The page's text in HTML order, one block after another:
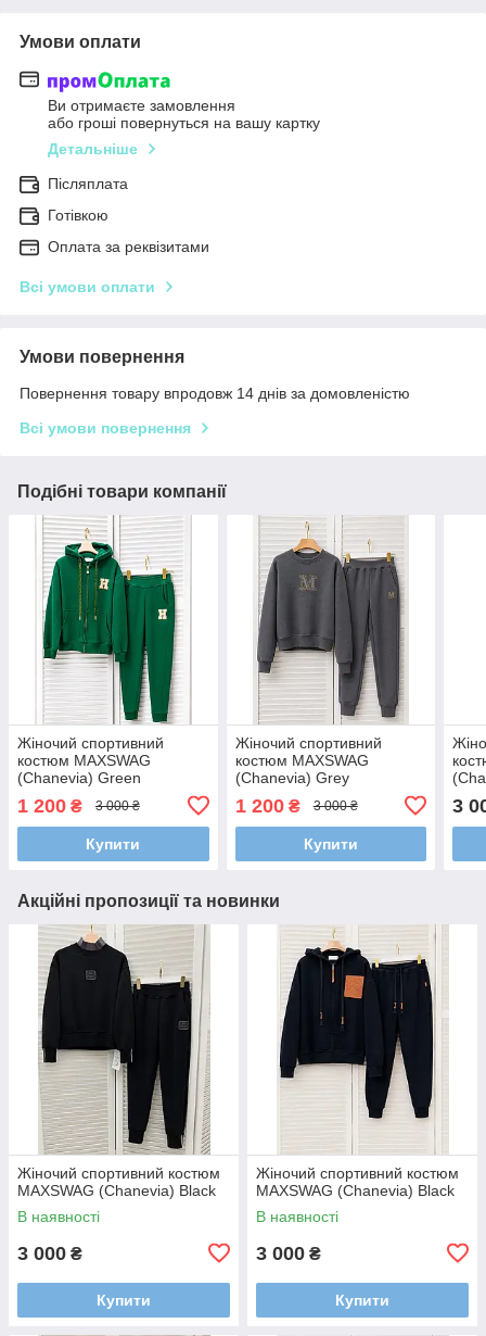
Умови оплати
Ви отримаєте замовлення
або гроші повернуться на вашу картку
Детальніше
Післяплата
Готівкою
Оплата за реквізитами
Всі умови оплати
Умови повернення
Повернення товару впродовж 14 днів за домовленістю
Всі умови повернення
Подібні товари компанії
Жіночий спортивний
костюм MAXSWAG
(Chanevia) Green
1 200 ₴ 3 000 ₴
Купити
Жіночий спортивний
костюм MAXSWAG
(Chanevia) Grey
1 200₴ 3 000 ₴
Купити
3
Акційні пропозиції та новинки
Жіночий спортивний костюм
MAXSWAG (Chanevia) Black
В наявності
3 000 ₴
Купити
Жіночий спортивний костюм
MAXSWAG (Chanevia) Black
В наявності
3 000 ₴
Купити